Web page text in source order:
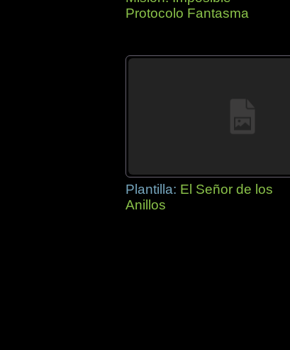
Protocolo Fantasma
Plantilla: El Señor de los
Anillos